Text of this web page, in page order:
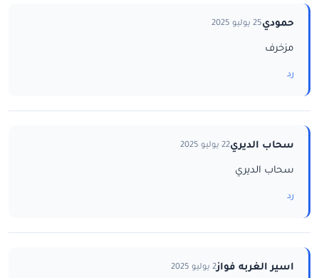
حمودي25 يوليو 2025
مزخرف
رد
سحاب الديري22 يوليو 2025
سحاب الديري
رد
اسير الغربه فواز2 يوليو 2025